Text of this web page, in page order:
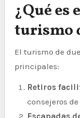
¿Qué es
turismo
El turismo de
principales:
Retiros
consejeros
Escapadas